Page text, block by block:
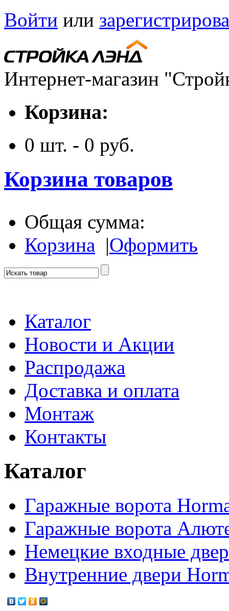
Войти или
Интернет-магазин
Корзина:
0 шт. - 0 руб.
Корзина товаров
Общая сумма:
Корзина |Оформить
Каталог
Новости и Акции
Распродажа
Доставка и оплата
Монтаж
Контакты
Каталог
Гаражные ворота
Гаражные ворота
Немецкие входные
Внутренние двери